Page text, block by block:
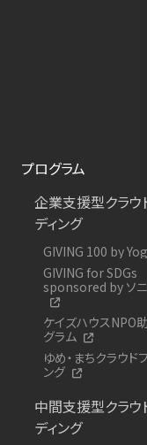
プログラム
企業支援型クラウ
ディング
GIVING 100 by
GIVING for SDGs
sponsored by ソ
ケイズハウスNPO
グラム
ゆめ・まちクラウド
ング
中間支援型クラウ
ディング